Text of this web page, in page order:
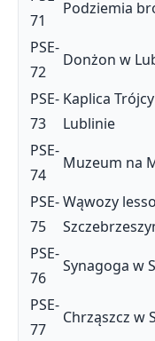
71
Podziemia
PSE-
72
Donżon w
PSE-
73
Kaplica
Lublinie
PSE-
74
Muzeum na
PSE-
75
Wąwozy
PSE-
76
Synagoga w
PSE-
77
Chrząszcz w